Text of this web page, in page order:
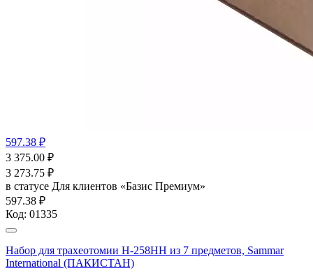
597.38 ₽
3 375.00 ₽
3 273.75 ₽
в статусе Для клиентов «Базис Премиум»
597.38 ₽
Код: 01335
Набор для трахеотомии Н-258НН из 7 предметов, Sammar
International (ПАКИСТАН)